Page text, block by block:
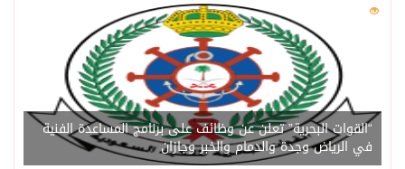
216
“القوات البحرية” تعلن عن وظائف على برنامج المساعدة الفنية
في الرياض وجدة والدمام والخبر وجازان